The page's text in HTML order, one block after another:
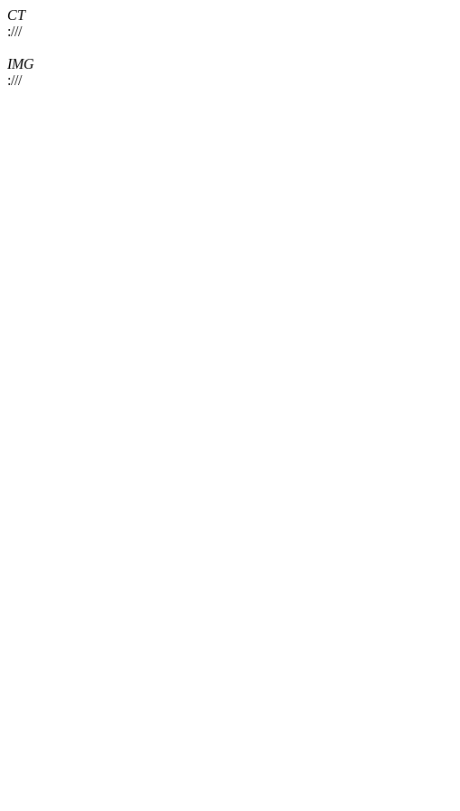
CT
:///
IMG
:///